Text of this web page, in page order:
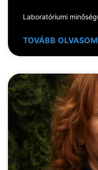
Laboratóriumi
TOVÁBB